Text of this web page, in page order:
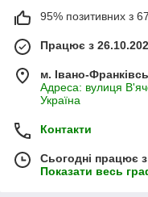
95% позитивних з 67
Працює з
м. Івано-
Адреса: вулиця
Україна
Контакти
Сьогодні працює
Показати весь